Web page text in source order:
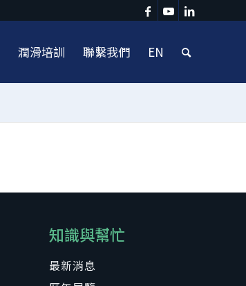
潤滑培訓 聯繫我們 EN
知識與幫忙
最新消息